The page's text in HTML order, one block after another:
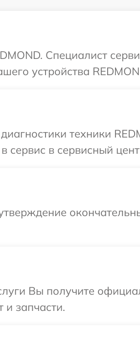
Специалист
устройства
техники
сервис в сервисный
Вы получите
и запчасти.